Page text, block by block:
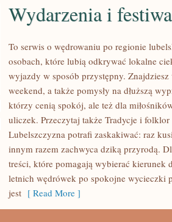
WYDARZENIA
FESTIWALE
Wydarzenia i
To serwis o wędrowaniu po regionie
osobach, które lubią odkrywać lokalne
wyjazdy w sposób przystępny.
weekend, a także pomysły na dłuższą
którzy cenią spokój, ale też dla
uliczek. Przeczytaj także Tradycje i
Lubelszczyzna potrafi zaskakiwać: raz
innym razem zachwyca dziką przyrodą.
treści, które pomagają wybierać kierunek
letnich wędrówek po spokojne wycieczki
jest [ Read More ]